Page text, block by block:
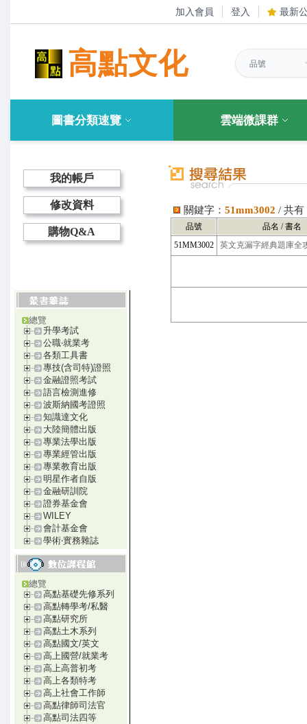
加入會員 登入 最新
高點文化
圖書分類速覽 雲端微課群
我的帳戶
修改資料
購物Q&A
總覽
升學考試
公職‧就業考
各類工具書
專技(含司特)證照
金融證照考試
語言檢測進修
波斯納國考證照
知識達文化
大陸簡體出版
專業法學出版
專業經管出版
專業教育出版
明星作者自版
金融研訓院
證券基金會
WILEY
會計基金會
學術‧實務雜誌
總覽
高點基礎先修系列
高點轉學考/私醫
高點研究所
高點土木系列
高點國文/英文
高上國營/就業考
高上高普初考
高上各類特考
高上社會工作師
高點律師司法官
高點司法四等
關鍵字： 51mm3002 / 共有
品號
品名 / 書名
51MM3002
英文克漏字經典題庫全